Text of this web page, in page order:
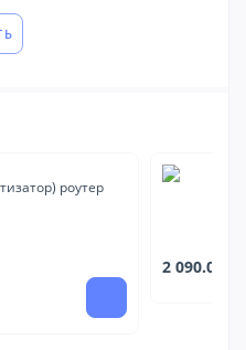
роутер
2 090.00 ₴